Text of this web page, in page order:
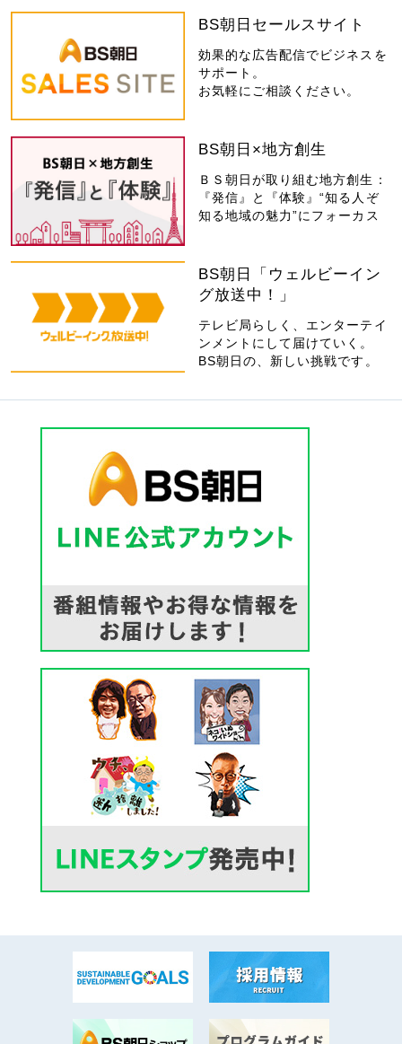
BS朝日セールスサイト
効果的な広告配信でビジネスを
サポート。
お気軽にご相談ください。
BS朝日×地方創生
ＢＳ朝日が取り組む地方創生：
『発信』と『体験』“知る人ぞ
知る地域の魅力”にフォーカス
BS朝日「ウェルビーイン
グ放送中！」
テレビ局らしく、エンターテイ
ンメントにして届けていく。
BS朝日の、新しい挑戦です。